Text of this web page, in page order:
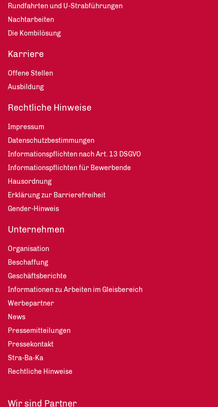
Rundfahrten und U-Strabführungen
Nachtarbeiten
Die Kombilösung
Karriere
Offene Stellen
Ausbildung
Rechtliche Hinweise
Impressum
Datenschutzbestimmungen
Informationspflichten nach Art. 13 DSGVO
Informationspflichten für Bewerbende
Hausordnung
Erklärung zur Barrierefreiheit
Gender-Hinweis
Unternehmen
Organisation
Beschaffung
Geschäftsberichte
Informationen zu Arbeiten im Gleisbereich
Werbepartner
News
Pressemitteilungen
Pressekontakt
Stra-Ba-Ka
Rechtliche Hinweise
Wir sind Partner